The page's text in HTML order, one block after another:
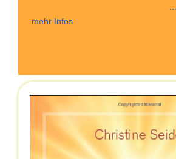
mehr Infos